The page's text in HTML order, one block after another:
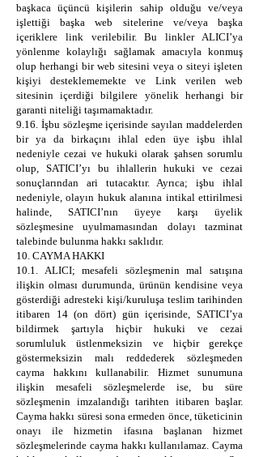
başkaca üçüncü kişilerin sahip olduğu ve/veya
işlettiği başka web sitelerine ve/veya başka
içeriklere link verilebilir. Bu linkler ALICI’ya
yönlenme kolaylığı sağlamak amacıyla konmuş
olup herhangi bir web sitesini veya o siteyi işleten
kişiyi desteklememekte ve Link verilen web
sitesinin içerdiği bilgilere yönelik herhangi bir
garanti niteliği taşımamaktadır.
9.16. İşbu sözleşme içerisinde sayılan maddelerden
bir ya da birkaçını ihlal eden üye işbu ihlal
nedeniyle cezai ve hukuki olarak şahsen sorumlu
olup, SATICI’yı bu ihlallerin hukuki ve cezai
sonuçlarından ari tutacaktır. Ayrıca; işbu ihlal
nedeniyle, olayın hukuk alanına intikal ettirilmesi
halinde, SATICI’nın üyeye karşı üyelik
sözleşmesine uyulmamasından dolayı tazminat
talebinde bulunma hakkı saklıdır.
10. CAYMA HAKKI
10.1. ALICI; mesafeli sözleşmenin mal satışına
ilişkin olması durumunda, ürünün kendisine veya
gösterdiği adresteki kişi/kuruluşa teslim tarihinden
itibaren 14 (on dört) gün içerisinde, SATICI’ya
bildirmek şartıyla hiçbir hukuki ve cezai
sorumluluk üstlenmeksizin ve hiçbir gerekçe
göstermeksizin malı reddederek sözleşmeden
cayma hakkını kullanabilir. Hizmet sunumuna
ilişkin mesafeli sözleşmelerde ise, bu süre
sözleşmenin imzalandığı tarihten itibaren başlar.
Cayma hakkı süresi sona ermeden önce, tüketicinin
onayı ile hizmetin ifasına başlanan hizmet
sözleşmelerinde cayma hakkı kullanılamaz. Cayma